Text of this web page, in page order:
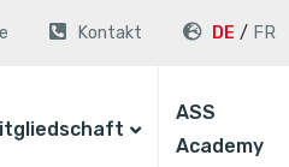
Kontakt DE FR
ASS
Academy